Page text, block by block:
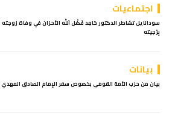
اجتماعيات
سودانايل تشاطر الدكتور حَامِد فَضْل اَللَّه الأحزان في وفاة
بِرْجيته
بيانات
بيان من حزب الأمة القومي بخصوص سفر الإمام الصادق المهدي